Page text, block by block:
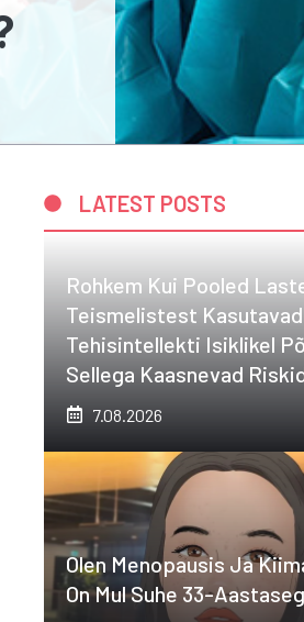
LATEST POSTS
Rohkem Kui Pooled
Teismelistest Kasutavad
Tehisintellekti Isiklikel
Sellega Kaasnevad
7.08.2026
Olen Menopausis Ja
On Mul Suhe 33-